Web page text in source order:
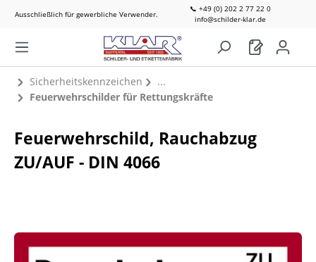
Ausschließlich für gewerbliche Verwender.
📞 +49 (0) 202 2 77 22 0
info@schilder-klar.de
Sicherheitskennzeichen
Feuerwehrschilder für Rettungskräfte
Feuerwehrschild, Rauchabzug
ZU/AUF - DIN 4066